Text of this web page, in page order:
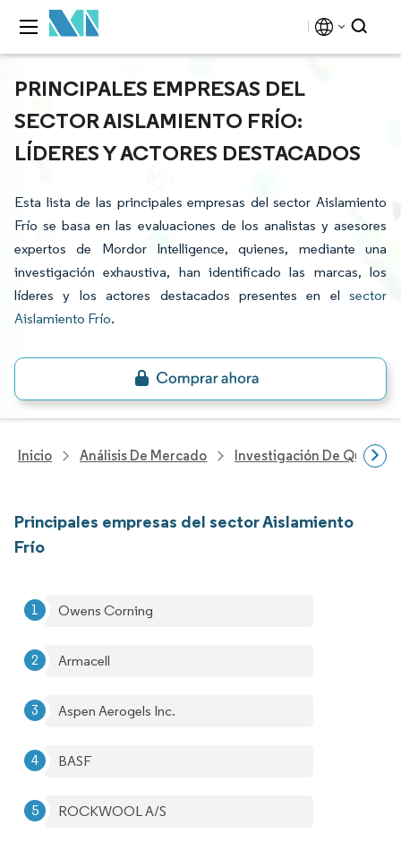
PRINCIPALES EMPRESAS DEL
SECTOR AISLAMIENTO FRÍO:
LÍDERES Y ACTORES DESTACADOS
Esta lista de las principales empresas del sector Aislamiento
Frío se basa en las evaluaciones de los analistas y asesores
expertos de Mordor Intelligence, quienes, mediante una
investigación exhaustiva, han identificado las marcas, los
líderes y los actores destacados presentes en el sector
Aislamiento Frío.
Inicio Análisis De Mercado Investigación De
Principales empresas del sector Aislamiento
Frío
Owens Corning
Armacell
Aspen Aerogels Inc.
BASF
ROCKWOOL A/S